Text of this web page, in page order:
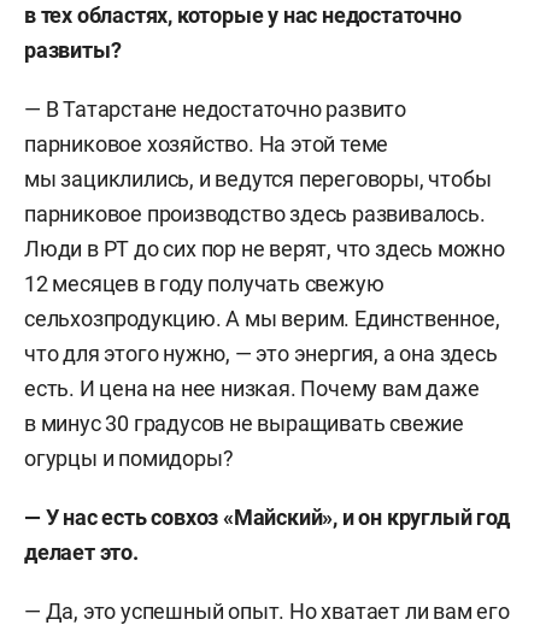
в тех областях, которые у нас недостаточно
развиты?
— В Татарстане недостаточно развито
парниковое хозяйство. На этой теме
мы зациклились, и ведутся переговоры, чтобы
парниковое производство здесь развивалось.
Люди в РТ до сих пор не верят, что здесь можно
12 месяцев в году получать свежую
сельхозпродукцию. А мы верим. Единственное,
что для этого нужно, — это энергия, а она здесь
есть. И цена на нее низкая. Почему вам даже
в минус 30 градусов не выращивать свежие
огурцы и помидоры?
— У нас есть совхоз «Майский», и он круглый год
делает это.
— Да, это успешный опыт. Но хватает ли вам его